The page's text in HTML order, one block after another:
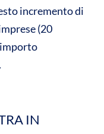
incremento di
(20
importo
IN